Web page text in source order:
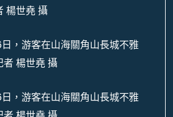
楊世堯 攝
，游客在山海關角山長城不雅
楊世堯 攝
，游客在山海關角山長城不雅